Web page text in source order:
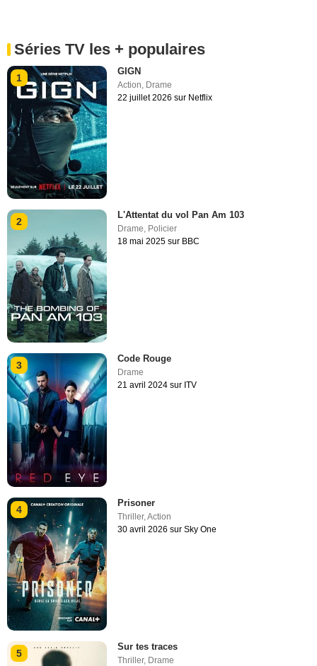
Séries TV les + populaires
1
GIGN
Action Drame
22 juillet 2026 sur Netflix
2
L'Attentat du vol Pan Am 103
Drame, Policier
18 mai 2025 sur BBC
3
Code Rouge
Drame
21 avril 2024 sur ITV
4
Prisoner
Thriller,Action
30 avril 2026 sur Sky One
5
Sur tes traces
Thriller, Drame